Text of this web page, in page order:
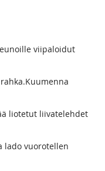
viipaloidut
liotetut liivatelehdet
lado vuorotellen